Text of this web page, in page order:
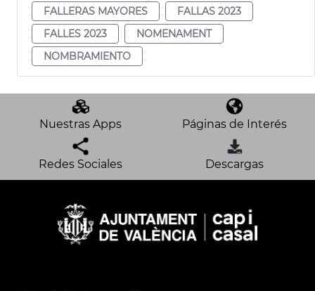
FALLERAS MAYORES
FALLAS 2023
FALLES 2023
NOMENAMENT
NOMBRAMIENTO
Nuestras Apps Páginas de Interés
Redes Sociales Descargas